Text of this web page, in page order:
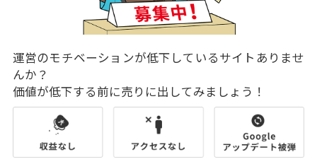
運営のモチベーションが低下しているサイトありませ
んか？
価値が低下する前に売りに出してみましょう！